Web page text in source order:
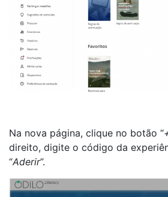
Na nova página, clique no botão “
direito, digite o código da
“Aderir”.